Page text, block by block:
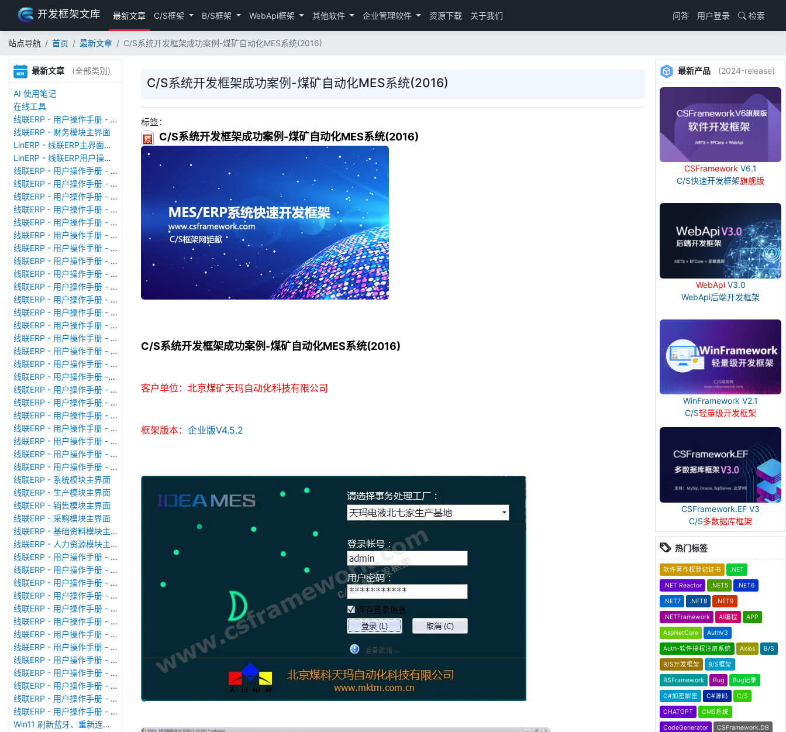
开发框架文库 最新文章 C/S框架 B/S框架 WebApi框架 其他软件 企业管理软件 资源下载 关于我们 问答 用户登录 检索
站点导航 首页 最新文章 C/S系统开发框架成功案例-煤矿自动化MES系统(2016)
最新文章 (全部类别)
AI 使用笔记
在线工具
线联ERP - 用户操作手册 - 存货期初
线联ERP - 财务模块主界面
LinERP - 线联ERP主界面（HOME）
LinERP - 线联ERP用户操作手册 - 系统登陆
线联ERP - 用户操作手册 - 查看在线用户
线联ERP - 用户操作手册 - 数据备份
线联ERP - 用户操作手册 - 工厂管理
线联ERP - 用户操作手册 - 帐套管理
线联ERP - 用户操作手册 - 语种设置
线联ERP - 用户操作手册 - 国际化多语言
线联ERP - 用户操作手册 - 报表管理
线联ERP - 用户操作手册 - 字段名管理
线联ERP - 用户操作手册 - 模块管理
线联ERP - 用户操作手册 - 广播消息
线联ERP - 用户操作手册 - 审计日志
线联ERP - 用户操作手册 - 公司资料设置
线联ERP - 用户操作手册 - 系统参数设置
线联ERP - 用户操作手册 - 单据类型
线联ERP - 用户操作手册 - 号码规则
线联ERP - 用户操作手册 - 功能菜单
线联ERP - 用户操作手册 -分配临时角色
线联ERP - 用户操作手册 - 组织架构
线联ERP - 用户操作手册 - 用户管理
线联ERP - 用户操作手册 - 角色/岗位管理
线联ERP - 用户操作手册 - 暂估入库明细表
线联ERP - 用户操作手册 - 物料收发明细表
线联ERP - 用户操作手册 - 即时库存余额表
线联ERP - 用户操作手册 - 库存账龄分析表
线联ERP - 系统模块主界面
线联ERP - 生产模块主界面
线联ERP - 销售模块主界面
线联ERP - 采购模块主界面
线联ERP - 基础资料模块主界面
线联ERP - 人力资源模块主界面
线联ERP - 用户操作手册 - 个人考勤报表（横向）
线联ERP - 用户操作手册 - 部门考勤报表
线联ERP - 用户操作手册 - 个人考勤报表
线联ERP - 用户操作手册 - 考勤计算
线联ERP - 用户操作手册 - 节假日管理
线联ERP - 用户操作手册 - 请假管理
线联ERP - 用户操作手册 - 补卡管理
线联ERP - 用户操作手册 - 考勤设备管理
线联ERP - 用户操作手册 - 考勤参数配置
线联ERP - 用户操作手册 - 考勤设备绑定
线联ERP - 用户操作手册 - 员工档案
线联ERP - 用户操作手册 - 班次管理
线联ERP - 用户操作手册 - 排班管理
Win11 刷新蓝牙、重新连接蓝牙音响
C/S系统开发框架成功案例-煤矿自动化MES系统(2016)
标签：
C/S系统开发框架成功案例-煤矿自动化MES系统(2016)
C/S系统开发框架成功案例-煤矿自动化MES系统(2016)
客户单位：北京煤矿天玛自动化科技有限公司
框架版本： 企业版V4.5.2
最新产品 (2024-release)
CSFramework V6.1
C/S快速开发框架旗舰版
WebApiV3.0
WebApi后端开发框架
WinFramework V2.1
C/S轻量级开发框架
CSFramework.EF V3
C/S多数据库框架
热门标签
软件著作权登记证书 .NET
.NET Reactor .NET5 .NET6
.NET7 .NET8 .NET9
.NETFramework AI编程 APP
AspNetCore AuthV3
Auth-软件授权注册系统 Axios B/S
B/S开发框架 B/S框架
BSFramework Bug Bug记录
C#加密解密 C#源码 C/S
CHATGPT CMS系统
CodeGenerator CSFramework.DB